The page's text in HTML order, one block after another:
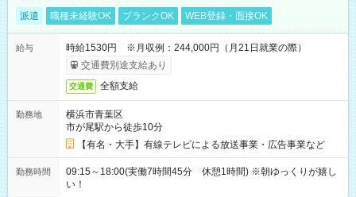
派遣 職種未経験OK ブランクOK WEB登録・面接OK
給与
時給1530円 ※月収例：244,000円（月21日就業の際）
交通費別途支給あり
交通費 全額支給
勤務地
横浜市青葉区
市が尾駅から徒歩10分
【有名・大手】有線テレビによる放送事業・広告事業など
勤務時間
09:15～18:00(実働7時間45分 休憩1時間) ※朝ゆっくりが嬉し
い！